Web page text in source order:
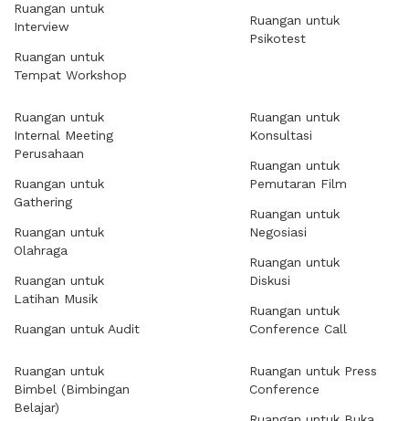
Ruangan untuk
Interview
Ruangan untuk
Tempat Workshop
Ruangan untuk
Psikotest
Ruangan untuk
Internal Meeting
Perusahaan
Ruangan untuk
Gathering
Ruangan untuk
Olahraga
Ruangan untuk
Latihan Musik
Ruangan untuk Audit
Ruangan untuk
Konsultasi
Ruangan untuk
Pemutaran Film
Ruangan untuk
Negosiasi
Ruangan untuk
Diskusi
Ruangan untuk
Conference Call
Ruangan untuk
Bimbel (Bimbingan
Belajar)
Ruangan untuk Press
Conference